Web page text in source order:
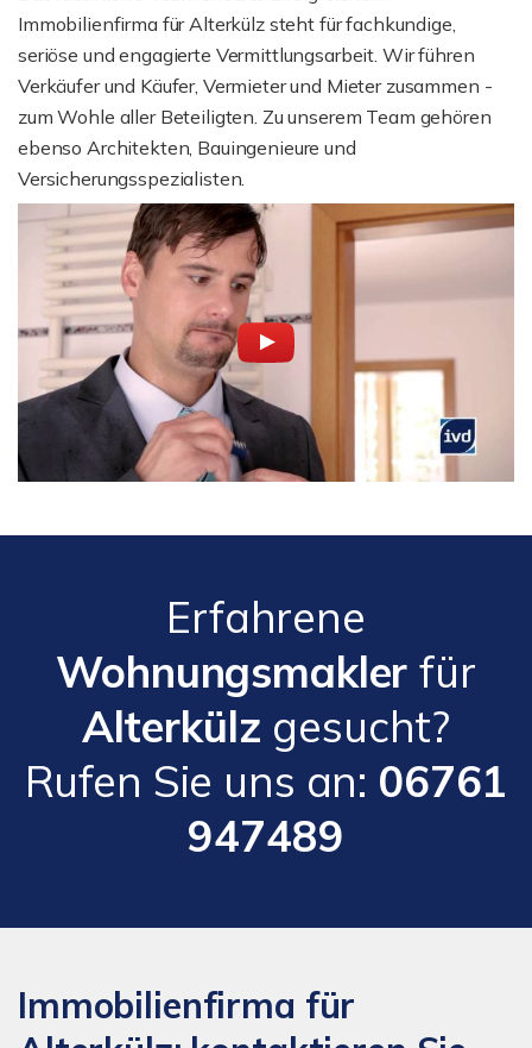
Immobilienfirma für Alterkülz steht für fachkundige,
seriöse und engagierte Vermittlungsarbeit. Wir führen
Verkäufer und Käufer, Vermieter und Mieter zusammen -
zum Wohle aller Beteiligten. Zu unserem Team gehören
ebenso Architekten, Bauingenieure und
Versicherungsspezialisten.
Erfahrene
Wohnungsmaklerfür
Alterkülz gesucht?
Rufen Sie uns an: 06761
947489
Immobilienfirma für